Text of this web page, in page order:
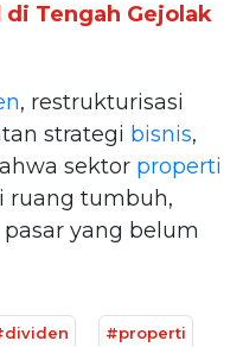
Tengah Gejolak
, restrukturisasi
strategi bisnis,
sektor properti
ruang tumbuh,
yang belum
#properti